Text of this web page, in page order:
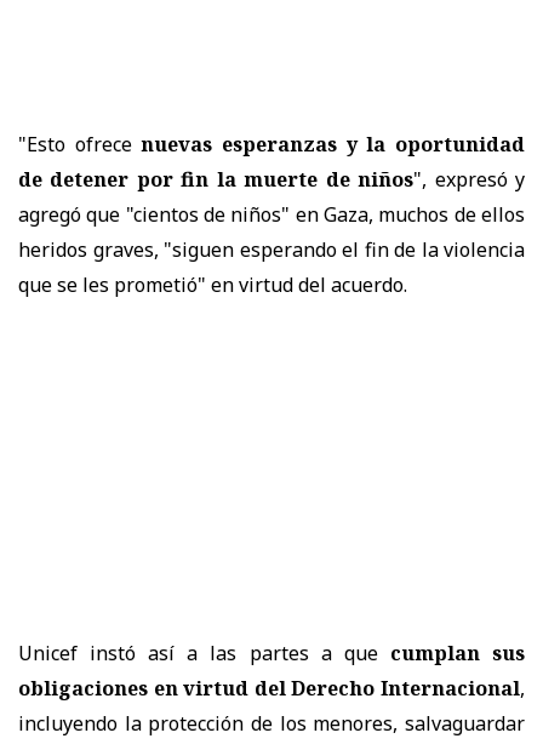
"Esto ofrecenuevas esperanzas y la oportunidad
de detener por fin la muerte de niños", expresó y
agregó que "cientos de niños" en Gaza, muchos de ellos
heridos graves, "siguen esperando el fin de la violencia
que se les prometió" en virtud del acuerdo.
Unicef instó así a las partes a que cumplan sus
obligaciones en virtud del Derecho Internacional,
incluyendo la protección de los menores, salvaguardar